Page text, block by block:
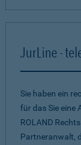
JurLine -
Sie haben ein
für das Sie eine
ROLAND
Partneranwalt,